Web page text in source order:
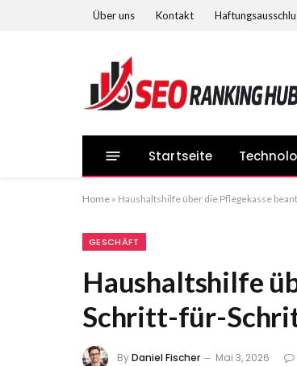
Über uns Kontakt
Startseite
Home » Haushaltshilfe über die Pflegekasse
GESCHÄFT
Haushaltshilfe
Schritt-für-
ByDaniel Fischer Mai 3, 2026